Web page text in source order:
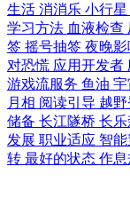
生活 消消乐 小行星
学习方法 血液检查
签 摇号抽签 夜晚影
对恐慌 应用开发者
游戏流服务 鱼油 宇
月相 阅读引导 越
储备 长江隧桥 长乐
发展 职业适应 智
转 最好的状态 作